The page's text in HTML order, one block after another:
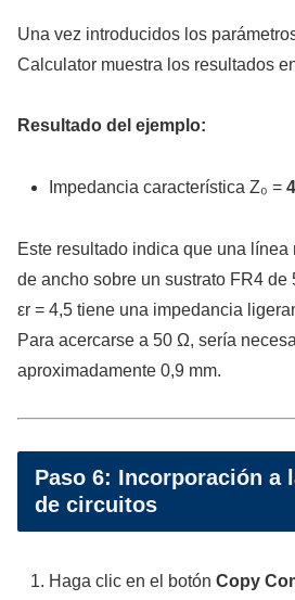
Una vez introducidos los
Calculator muestra los resultados
Resultado del ejemplo:
Impedancia característica Z₀ =
Este resultado indica que una línea
de ancho sobre un sustrato FR4 de
εr = 4,5 tiene una impedancia
Para acercarse a 50 Ω, sería
aproximadamente 0,9 mm.
Paso 6: Incorporación a
de circuitos
Haga clic en el botónCopy